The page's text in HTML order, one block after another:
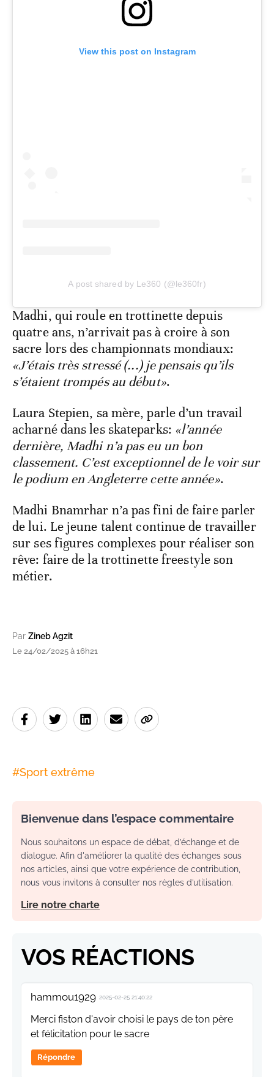
View this post on Instagram
A post shared by Le360 (@le360fr)
Madhi, qui roule en trottinette depuis
quatre ans, n’arrivait pas à croire à son
sacre lors des championnats mondiaux:
«J’étais très stressé (...) je pensais qu’ils
s’étaient trompés au début».
Laura Stepien, sa mère, parle d’un travail
acharné dans les skateparks: «l’année
dernière, Madhi n’a pas eu un bon
classement. C’est exceptionnel de le voir sur
le podium en Angleterre cette année».
Madhi Bnamrhar n’a pas fini de faire parler
de lui. Le jeune talent continue de travailler
sur ses figures complexes pour réaliser son
rêve: faire de la trottinette freestyle son
métier.
Par Zineb Agzit
Le 24/02/2025 à 16h21
#Sport extrême
Bienvenue dans l’espace commentaire
Nous souhaitons un espace de débat, d’échange et de
dialogue. Afin d'améliorer la qualité des échanges sous
nos articles, ainsi que votre expérience de contribution,
nous vous invitons à consulter nos règles d’utilisation.
Lire notre charte
VOS RÉACTIONS
hammou1929 2025-02-25 21:40:22
Merci fiston d'avoir choisi le pays de ton père
et félicitation pour le sacre
Répondre